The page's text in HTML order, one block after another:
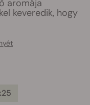
aromája
keveredik, hogy